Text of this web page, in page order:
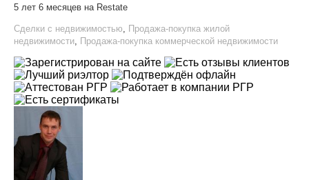
5 лет 6 месяцев на Restate
Сделки с недвижимостью, Продажа-покупка жилой
недвижимости, Продажа-покупка коммерческой недвижимости